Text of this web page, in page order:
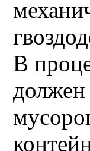
В
должен